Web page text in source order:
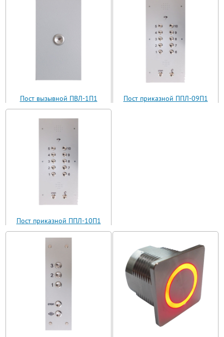
Пост вызывной ПВЛ-1П1
(ВП11-1)
Пост приказной ППЛ-09П1
Пост приказной ППЛ-10П1
(ППЛ11-10)